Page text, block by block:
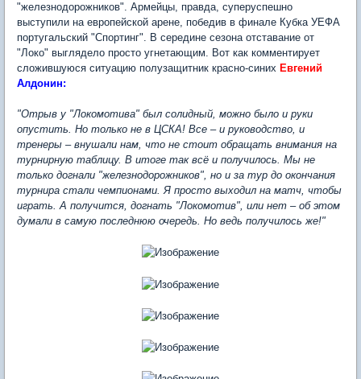
"железнодорожников". Армейцы, правда, суперуспешно
выступили на европейской арене, победив в финале Кубка УЕФА
португальский "Спортинг". В середине сезона отставание от
"Локо" выглядело просто угнетающим. Вот как комментирует
сложившуюся ситуацию полузащитник красно-синих Евгений
Алдонин:
"Отрыв у "Локомотива" был солидный, можно было и руки
опустить. Но только не в ЦСКА! Все – и руководство, и
тренеры – внушали нам, что не стоит обращать внимания на
турнирную таблицу. В итоге так всё и получилось. Мы не
только догнали "железнодорожников", но и за тур до окончания
турнира стали чемпионами. Я просто выходил на матч, чтобы
играть. А получится, догнать "Локомотив", или нет – об этом
думали в самую последнюю очередь. Но ведь получилось же!"